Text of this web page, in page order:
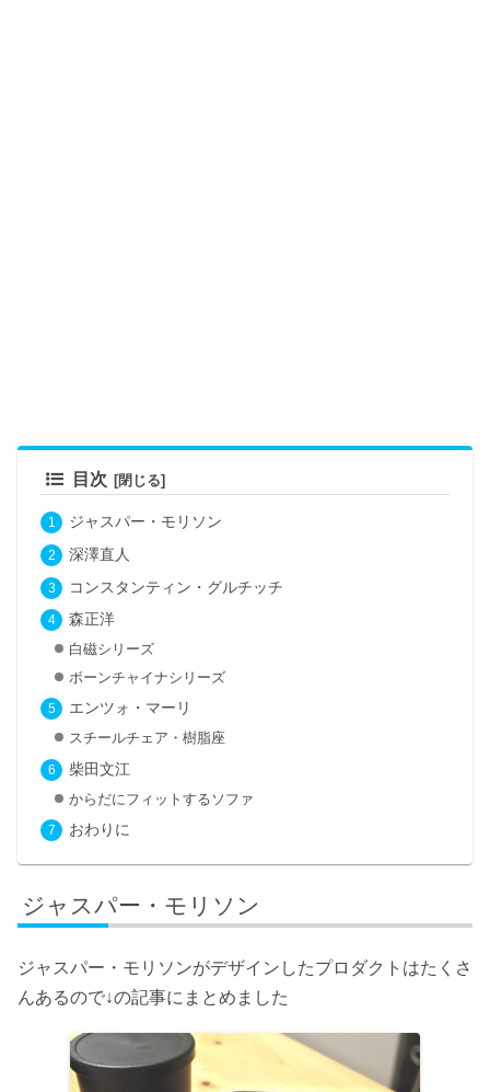
目次
ジャスパー・モリソン
深澤直人
コンスタンティン・グルチッチ
森正洋
白磁シリーズ
ボーンチャイナシリーズ
エンツォ・マーリ
スチールチェア・樹脂座
柴田文江
からだにフィットするソファ
おわりに
ジャスパー・モリソン
ジャスパー・モリソンがデザインしたプロダクトはたくさ
んあるので↓の記事にまとめました